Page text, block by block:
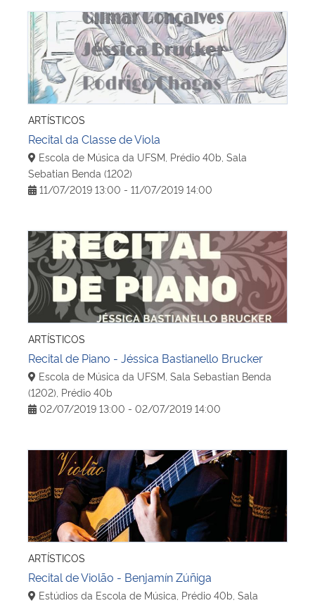
Recital da Classe de Viola
ARTÍSTICOS
Recital da Classe de Viola
Escola de Música da UFSM, Prédio 40b, Sala
Sebatian Benda (1202)
11/07/2019 13:00 - 11/07/2019 14:00
Recital de Piano - Jéssica Bastianello Brucker
ARTÍSTICOS
Recital de Piano - Jéssica Bastianello Brucker
Escola de Música da UFSM, Sala Sebastian Benda
(1202), Prédio 40b
02/07/2019 13:00 - 02/07/2019 14:00
Recital de Violão - Benjamín Zúñiga
ARTÍSTICOS
Recital de Violão - Benjamín Zúñiga
Estúdios da Escola de Música, Prédio 40b, Sala